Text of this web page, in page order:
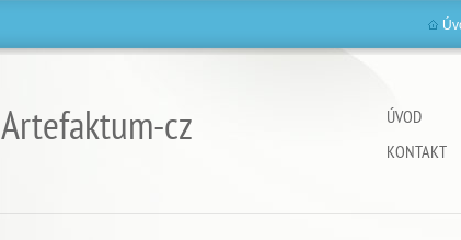
Artefaktum-cz ÚVOD
KONTAKT